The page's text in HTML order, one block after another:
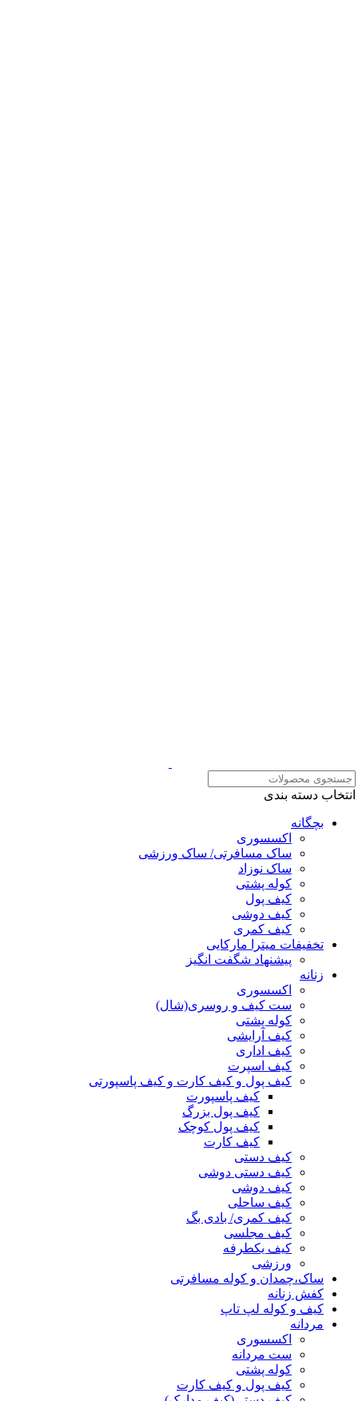
انتخاب دسته بندی
بچگانه
اکسسوری
ساک مسافرتی/ ساک ورزشی
ساک نوزاد
کوله پشتی
کیف پول
کیف دوشی
کیف کمری
تخفیفات میترا مارکایی
پیشنهاد شگفت انگیز
زنانه
اکسسوری
ست کیف و روسری(شال)
کوله پشتی
کیف آرایشی
کیف اداری
کیف اسپرت
کیف پول و کیف کارت و کیف پاسپورتی
کیف پاسپورت
کیف پول بزرگ
کیف پول کوچک
کیف کارت
کیف دستی
کیف دستی دوشی
کیف دوشی
کیف ساحلی
کیف کمری/ بادی بگ
کیف مجلسی
کیف یکطرفه
ورزشی
ساک،چمدان و کوله مسافرتی
کفش زنانه
کیف و کوله لپ تاپ
مردانه
اکسسوری
ست مردانه
کوله پشتی
کیف پول و کیف کارت